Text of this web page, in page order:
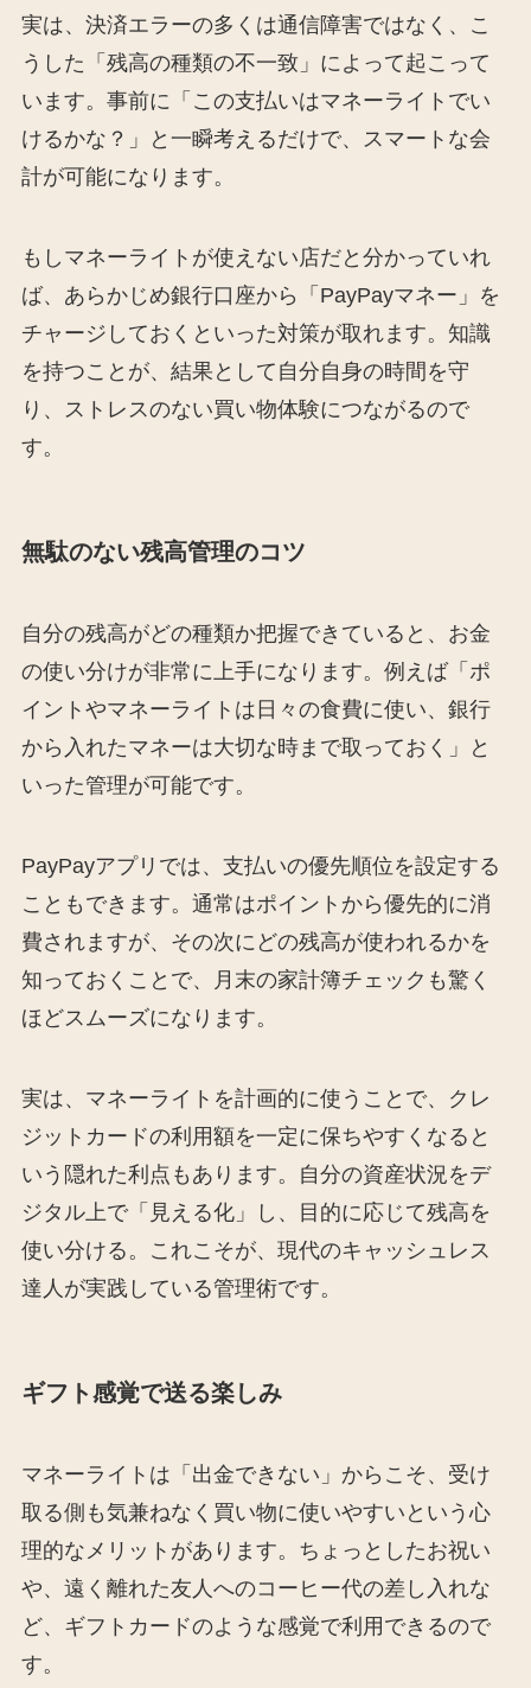
実は、決済エラーの多くは通信障害ではなく、こ
うした「残高の種類の不一致」によって起こって
います。事前に「この支払いはマネーライトでい
けるかな？」と一瞬考えるだけで、スマートな会
計が可能になります。
もしマネーライトが使えない店だと分かっていれ
ば、あらかじめ銀行口座から「PayPayマネー」を
チャージしておくといった対策が取れます。知識
を持つことが、結果として自分自身の時間を守
り、ストレスのない買い物体験につながるので
す。
無駄のない残高管理のコツ
自分の残高がどの種類か把握できていると、お金
の使い分けが非常に上手になります。例えば「ポ
イントやマネーライトは日々の食費に使い、銀行
から入れたマネーは大切な時まで取っておく」と
いった管理が可能です。
PayPayアプリでは、支払いの優先順位を設定する
こともできます。通常はポイントから優先的に消
費されますが、その次にどの残高が使われるかを
知っておくことで、月末の家計簿チェックも驚く
ほどスムーズになります。
実は、マネーライトを計画的に使うことで、クレ
ジットカードの利用額を一定に保ちやすくなると
いう隠れた利点もあります。自分の資産状況をデ
ジタル上で「見える化」し、目的に応じて残高を
使い分ける。これこそが、現代のキャッシュレス
達人が実践している管理術です。
ギフト感覚で送る楽しみ
マネーライトは「出金できない」からこそ、受け
取る側も気兼ねなく買い物に使いやすいという心
理的なメリットがあります。ちょっとしたお祝い
や、遠く離れた友人へのコーヒー代の差し入れな
ど、ギフトカードのような感覚で利用できるので
す。